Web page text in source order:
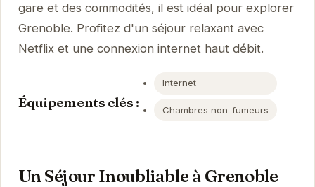
gare et des commodités, il est idéal pour explorer
Grenoble. Profitez d'un séjour relaxant avec
Netflix et une connexion internet haut débit.
Équipements clés :
Internet
Chambres non-fumeurs
Un Séjour Inoubliable à Grenoble